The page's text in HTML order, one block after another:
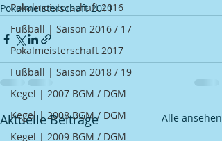
Pokalmeisterschaft 2016
Fußball | Saison 2016 / 17
Pokalmeisterschaft 2017
Fußball | Saison 2018 / 19
Kegel | 2007 BGM / DGM
Kegel | 2008 BGM / DGM
Kegel | 2009 BGM / DGM
Pokalmeisterschaft 2011
Aktuelle Beiträge Alle ansehen